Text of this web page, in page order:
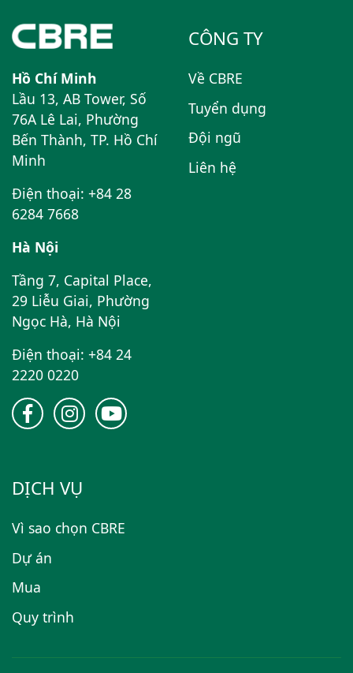
Hồ Chí Minh
Lầu 13, AB Tower, Số
76A Lê Lai, Phường
Bến Thành, TP. Hồ Chí
Minh
Điện thoại: +84 28
6284 7668
Hà Nội
Tầng 7, Capital Place,
29 Liễu Giai, Phường
Ngọc Hà, Hà Nội
Điện thoại: +84 24
2220 0220
CÔNG TY
Về CBRE
Tuyển dụng
Đội ngũ
Liên hệ
DỊCH VỤ
Vì sao chọn CBRE
Dự án
Mua
Quy trình